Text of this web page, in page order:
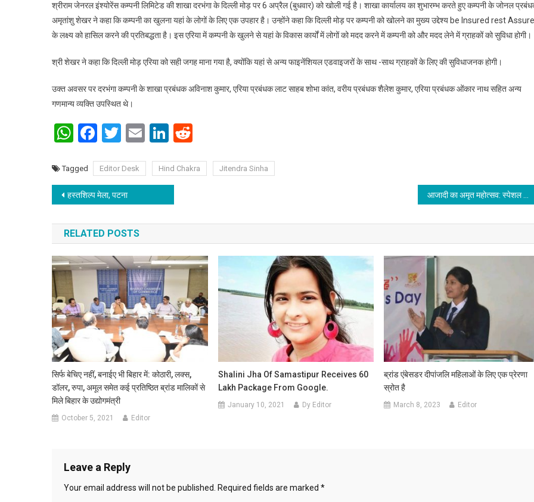
श्रीराम जेनरल इंश्योरेंस कम्पनी लिमिटेड की शाखा दरभंगा के दिल्ली मोड़ पर 6 अप्रैल (बुधवार) को खोली गई है। शाखा कार्यालय का शुभारम्भ करते हुए कम्पनी के जोनल
अमृतांशु शेखर ने कहा कि कम्पनी का खुलना यहां के लोगों के लिए एक उपहार है। उन्होंने कहा कि दिल्ली मोड़ पर कम्पनी को खोलने का मुख्य उद्देश्य be Insured rest
के लक्ष्य को हासिल करने की प्रतिबद्धता है। इस एरिया में कम्पनी के खुलने से यहां के विकास कार्यों में लोगों को मदद करने में कम्पनी को और मदद लेने में ग्राहकों को सुविधा होगी।
श्री शेखर ने कहा कि दिल्ली मोड़ एरिया को सही जगह माना गया है, क्योंकि यहां से अन्य फाइनेंशियल एडवाइजरों के साथ -साथ ग्राहकों के लिए की सुविधाजनक होगी।
उक्त अवसर पर दरभंगा कम्पनी के शाखा प्रबंधक अविनाश कुमार, एरिया प्रबंधक लाट साहब शोभा कांत, वरीय प्रबंधक शैलेश कुमार, एरिया प्रबंधक ओंकार नाथ सहित अन्य
गणमान्य व्यक्ति उपस्थित थे।
WhatsApp
Facebook
Twitter
EmailLinkedIn
Tagged Editor Desk Hind Chakra Jitendra Sinha
Post navigation
हस्तशिल्प मेला, पटना
RELATED POSTS
सिर्फ बेचिए नहीं, बनाईए भी बिहार में: कोठारी, लक्स,
डॉलर, रुपा, अमूल समेत कई प्रतिष्ठित ब्रांड मालिकों से
मिले बिहार के उद्योगमंत्री
October 5, 2021 Editor
Shalini Jha Of Samastipur Receives 60
Lakh Package From Google.
January 10, 2021 Dy Editor
ब्रांड एंबेसडर दीपांजलि महिलाओं के लिए एक प्रेरणा
स्रोत है
March 8, 2023 Editor
Leave a Reply
Your email address will not be published. Required fields are marked *